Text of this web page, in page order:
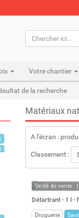
Votre chantier
de la recherche
Matériaux
A l'écran :
Classement :
Unité de vente : l
En stock
Stock : 4
Détartrant - 1 l -
Droguerie